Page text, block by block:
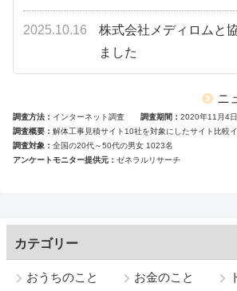
2025.10.16
株式会社メディロムと
ました
ニ
調査方法 インターネット調査 調査期間
2020年11月4
調査概要
解体工事見積サイト10社を対象にしたサイト比較
調査対象
全国の20代～50代の男女 1023名
アンケートモニター提供元
ゼネラルリサーチ
カテゴリー
おうちのこと お金のこと